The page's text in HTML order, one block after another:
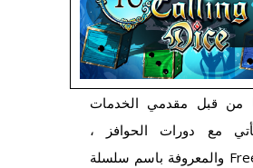
من قبل مقدمي الخدمات
مع دورات الحوافز ،
والمعروفة باسم سلسلة Free Spins. إن